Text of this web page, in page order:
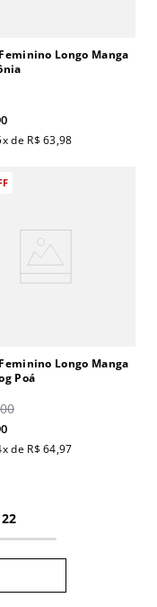
Longo Manga
x de R$ 63,98
Longo Manga
Poá
00
x de R$ 64,97